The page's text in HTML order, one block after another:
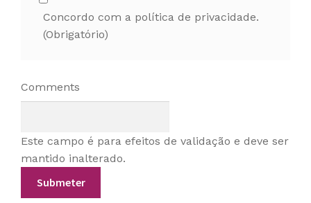
Concordo com a política de privacidade.
(Obrigatório)
Comments
Este campo é para efeitos de validação e deve ser
mantido inalterado.